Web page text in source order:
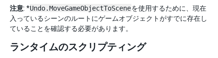
注意: *Undo.MoveGameObjectToSceneを使用するために、現在
入っているシーンのルートにゲームオブジェクトがすでに存在し
ていることを確認する必要があります。
ランタイムのスクリプティング